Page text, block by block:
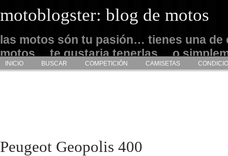
motoblogster: blog de motos
las motos són tu pasión… tienes una de
motos… te gustaria tenerlas… o
admirarlas… este es tu sitio
INICIO BUSCAR COMPETICIÓN CAMISETAS
Peugeot Geopolis 400